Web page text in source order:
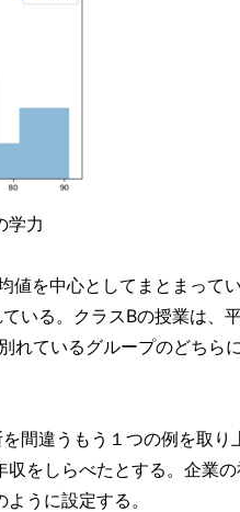
力
値を中心としてまとまって
いる。クラスBの授業は、
れているグループのどちら
間違うもう１つの例を取り
収をしらべたとする。企業
うに設定する。